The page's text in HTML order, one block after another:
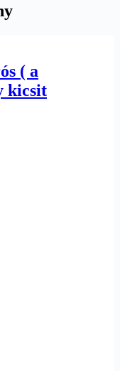
( a
kicsit